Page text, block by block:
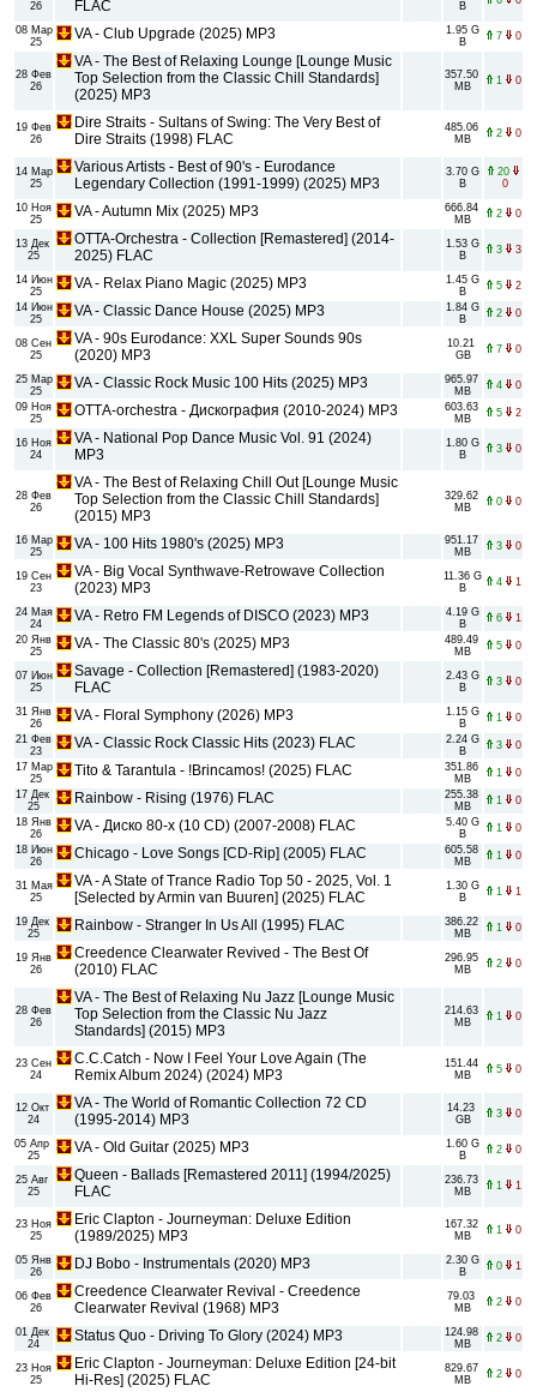
26
FLAC
B
08 Мар
25
VA - Club Upgrade (2025) MP3
1.95 G
B
7 0
28 Фев
26
VA - The Best of Relaxing Lounge [Lounge Music
Top Selection from the Classic Chill Standards]
(2025) MP3
357.50
MB
1 0
19 Фев
26
Dire Straits - Sultans of Swing: The Very Best of
Dire Straits (1998) FLAC
485.06
MB
2 0
14 Мар
25
Various Artists - Best of 90's - Eurodance
Legendary Collection (1991-1999) (2025) MP3
3.70 G
B
20
0
10 Ноя
25
VA - Autumn Mix (2025) MP3
666.84
MB
2 0
13 Дек
25
OTTA-Orchestra - Collection [Remastered] (2014-
2025) FLAC
1.53 G
B
3 3
14 Июн
25
VA - Relax Piano Magic (2025) MP3
1.45 G
B
5
2
14 Июн
25
VA - Classic Dance House (2025) MP3
1.84 G
B
2 0
08 Сен
25
VA - 90s Eurodance: XXL Super Sounds 90s
(2020) MP3
10.21
GB
7 0
25 Мар
25
VA - Classic Rock Music 100 Hits (2025) MP3
965.97
MB
4
0
09 Ноя
25
ОТТА-orchestra - Дискография (2010-2024) МР3
603.63
MB
5 2
16 Ноя
24
VA - National Pop Dance Music Vol. 91 (2024)
MP3
1.80 G
B
3 0
28 Фев
26
VA - The Best of Relaxing Chill Out [Lounge Music
Top Selection from the Classic Chill Standards]
(2015) MP3
329.62
MB
0 0
16 Мар
25
VA - 100 Hits 1980's (2025) MP3
951.17
MB
3 0
19 Сен
23
VA - Big Vocal Synthwave-Retrowave Collection
(2023) MP3
11.36 G
B
4 1
24 Мая
24
VA - Retro FM Legends of DISCO (2023) MP3
4.19 G
B
6
1
20 Янв
25
VA - The Classic 80's (2025) MP3
489.49
MB
5 0
07 Июн
25
Savage - Collection [Remastered] (1983-2020)
FLAC
2.43 G
B
3 0
31 Янв
26
VA - Floral Symphony (2026) MP3
1.15 G
B
1
0
21 Фев
23
VA - Classic Rock Classic Hits (2023) FLAC
2.24 G
B
3
0
17 Мар
25
Tito & Tarantula - !Brincamos! (2025) FLAC
351.86
MB
1
0
17 Дек
25
Rainbow - Rising (1976) FLAC
255.38
MB
1
0
18 Янв
26
VA - Диско 80-х (10 CD) (2007-2008) FLAC
5.40 G
B
1
0
18 Июн
26
Chicago - Love Songs [CD-Rip] (2005) FLAC
605.58
MB
1 0
31 Мая
25
VA - A State of Trance Radio Top 50 - 2025, Vol. 1
[Selected by Armin van Buuren] (2025) FLAC
1.30 G
B
1 1
19 Дек
25
Rainbow - Stranger In Us All (1995) FLAC
386.22
MB
1 0
19 Янв
26
Creedence Clearwater Revived - The Best Of
(2010) FLAC
296.95
MB
2 0
28 Фев
26
VA - The Best of Relaxing Nu Jazz [Lounge Music
Top Selection from the Classic Nu Jazz
Standards] (2015) MP3
214.63
MB
1 0
23 Сен
24
C.C.Catch - Now I Feel Your Love Again (The
Remix Album 2024) (2024) MP3
151.44
MB
5 0
12 Окт
24
VA - The World of Romantic Collection 72 CD
(1995-2014) MP3
14.23
GB
3 0
05 Апр
25
VA - Old Guitar (2025) MP3
1.60 G
B
2 0
25 Авг
25
Queen - Ballads [Remastered 2011] (1994/2025)
FLAC
236.73
MB
1 1
23 Ноя
25
Eric Clapton - Journeyman: Deluxe Edition
(1989/2025) MP3
167.32
MB
1 0
05 Янв
26
DJ Bobo - Instrumentals (2020) MP3
2.30 G
B
0 1
06 Фев
26
Creedence Clearwater Revival - Creedence
Clearwater Revival (1968) MP3
79.03
MB
2 0
01 Дек
24
Status Quo - Driving To Glory (2024) MP3
124.98
MB
2 0
23 Ноя
25
Eric Clapton - Journeyman: Deluxe Edition [24-bit
Hi-Res] (2025) FLAC
829.67
MB
2 0